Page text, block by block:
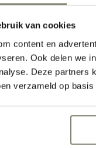
van cookies
content en
Ook delen we
Deze partners
verzameld op